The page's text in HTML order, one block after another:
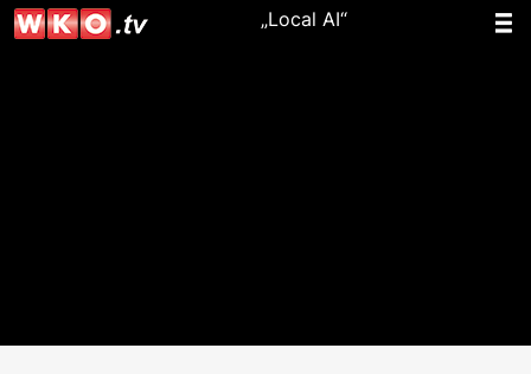
„Local AI“